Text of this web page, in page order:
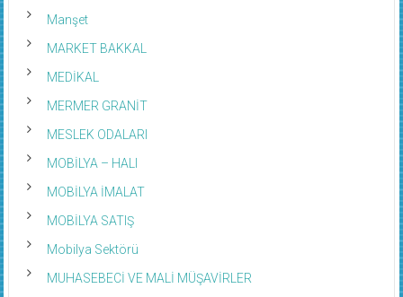
Manşet
MARKET BAKKAL
MEDİKAL
MERMER GRANİT
MESLEK ODALARI
MOBİLYA – HALI
MOBİLYA İMALAT
MOBİLYA SATIŞ
Mobilya Sektörü
MUHASEBECİ VE MALİ MÜŞAVİRLER